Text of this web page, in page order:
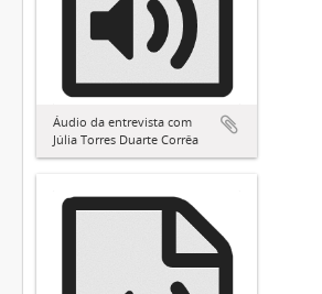
Áudio da entrevista com
Júlia Torres Duarte Corrêa